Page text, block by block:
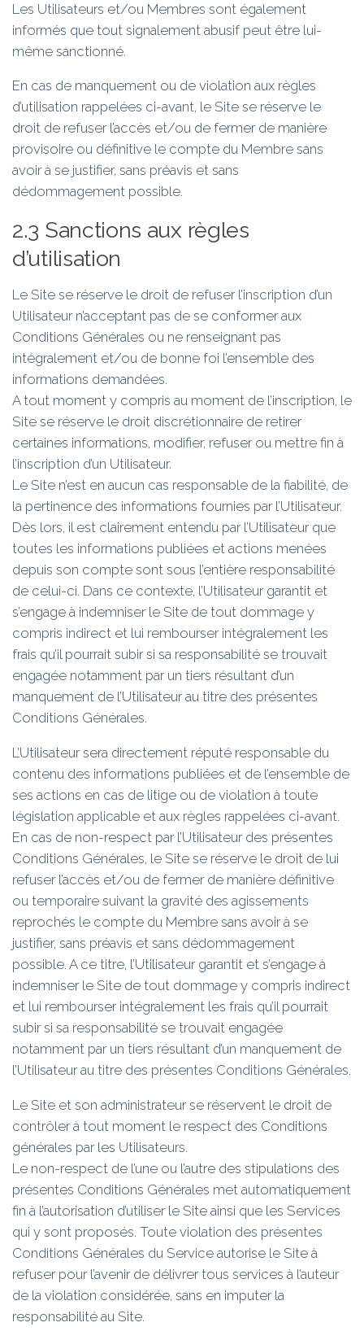
Les Utilisateurs et/ou Membres sont également
informés que tout signalement abusif peut être lui-
même sanctionné.
En cas de manquement ou de violation aux règles
d’utilisation rappelées ci-avant, le Site se réserve le
droit de refuser l’accès et/ou de fermer de manière
provisoire ou définitive le compte du Membre sans
avoir à se justifier, sans préavis et sans
dédommagement possible.
2.3 Sanctions aux règles
d’utilisation
Le Site se réserve le droit de refuser l’inscription d’un
Utilisateur n’acceptant pas de se conformer aux
Conditions Générales ou ne renseignant pas
intégralement et/ou de bonne foi l’ensemble des
informations demandées.
A tout moment y compris au moment de l’inscription, le
Site se réserve le droit discrétionnaire de retirer
certaines informations, modifier, refuser ou mettre fin à
l’inscription d’un Utilisateur.
Le Site n’est en aucun cas responsable de la fiabilité, de
la pertinence des informations fournies par l’Utilisateur.
Dès lors, il est clairement entendu par l’Utilisateur que
toutes les informations publiées et actions menées
depuis son compte sont sous l’entière responsabilité
de celui-ci. Dans ce contexte, l’Utilisateur garantit et
s’engage à indemniser le Site de tout dommage y
compris indirect et lui rembourser intégralement les
frais qu’il pourrait subir si sa responsabilité se trouvait
engagée notamment par un tiers résultant d’un
manquement de l’Utilisateur au titre des présentes
Conditions Générales.
L’Utilisateur sera directement réputé responsable du
contenu des informations publiées et de l’ensemble de
ses actions en cas de litige ou de violation à toute
législation applicable et aux règles rappelées ci-avant.
En cas de non-respect par l’Utilisateur des présentes
Conditions Générales, le Site se réserve le droit de lui
refuser l’accès et/ou de fermer de manière définitive
ou temporaire suivant la gravité des agissements
reprochés le compte du Membre sans avoir à se
justifier, sans préavis et sans dédommagement
possible. A ce titre, l’Utilisateur garantit et s’engage à
indemniser le Site de tout dommage y compris indirect
et lui rembourser intégralement les frais qu’il pourrait
subir si sa responsabilité se trouvait engagée
notamment par un tiers résultant d’un manquement de
l’Utilisateur au titre des présentes Conditions Générales.
Le Site et son administrateur se réservent le droit de
contrôler à tout moment le respect des Conditions
générales par les Utilisateurs.
Le non-respect de l’une ou l’autre des stipulations des
présentes Conditions Générales met automatiquement
fin à l’autorisation d’utiliser le Site ainsi que les Services
qui y sont proposés. Toute violation des présentes
Conditions Générales du Service autorise le Site à
refuser pour l’avenir de délivrer tous services à l’auteur
de la violation considérée, sans en imputer la
responsabilité au Site.